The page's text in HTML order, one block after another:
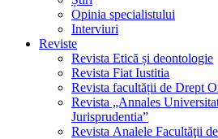
Opinia specialistului
Interviuri
Reviste
Revista Etică și deontologie
Revista Fiat Iustitia
Revista facultății de Drept
Revista „Annales
Jurisprudentia”
Revista Analele Facultăţii